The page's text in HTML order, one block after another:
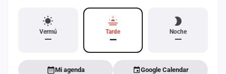
Vermú
—
Tarde
—
Noche
—
Mi agenda Google Calendar